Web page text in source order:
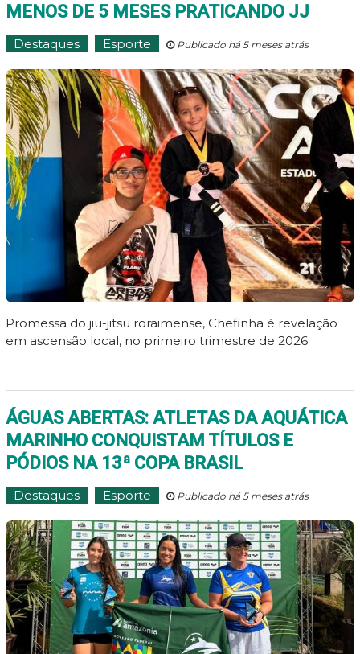
MENOS DE 5 MESES PRATICANDO JJ
Destaques Esporte Publicado há 5 meses atrás
Promessa do jiu-jitsu roraimense, Chefinha é revelação
em ascensão local, no primeiro trimestre de 2026.
ÁGUAS ABERTAS: ATLETAS DA AQUÁTICA
MARINHO CONQUISTAM TÍTULOS E
PÓDIOS NA 13ª COPA BRASIL
Destaques Esporte Publicado há 5 meses atrás